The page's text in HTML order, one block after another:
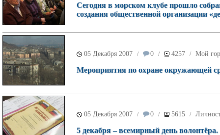
Сегодня в морском клубе прошло
создания общественной организации
05 Декабря 2007 / 0 / 4257 / Мой
Мероприятия по охране окружающей
05 Декабря 2007 / 0 / 5615 /
5 декабря – всемирный день волонтёра.